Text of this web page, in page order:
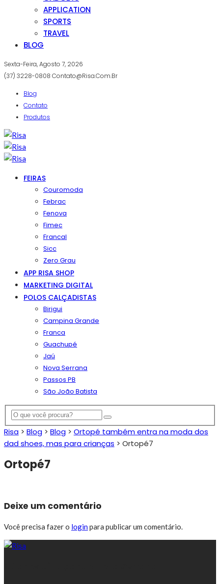
APPLICATION
SPORTS
TRAVEL
BLOG
Sexta-Feira, Agosto 7, 2026
(37) 3228-0808 Contato@risa.com.br
Blog
Contato
Produtos
FEIRAS
Couromoda
Febrac
Fenova
Fimec
Francal
Sicc
Zero Grau
APP RISA SHOP
MARKETING DIGITAL
POLOS CALÇADISTAS
Birigui
Campina Grande
Franca
Guachupé
Jaú
Nova Serrana
Passos PB
São João Batista
Risa > Blog > Blog > Ortopé também entra na moda dos
dad shoes, mas para crianças > Ortopé7
Ortopé7
Deixe um comentário
Você precisa fazer o loginpara publicar um comentário.